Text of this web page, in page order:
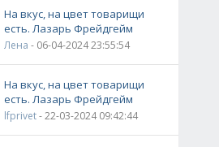
На вкус, на цвет товарищи
есть. Лазарь Фрейдгейм
Лена - 06-04-2024 23:55:54
На вкус, на цвет товарищи
есть. Лазарь Фрейдгейм
lfprivet- 22-03-2024 09:42:44